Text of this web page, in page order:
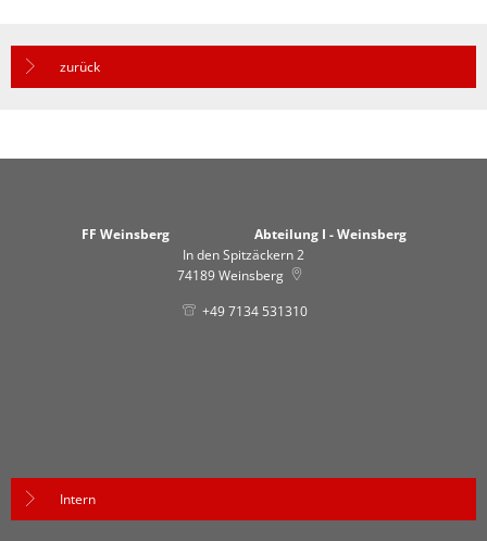
zurück
FF Weinsberg Abteilung I - Weinsberg
In den Spitzäckern 2
74189Weinsberg
+49 7134 531310
Intern